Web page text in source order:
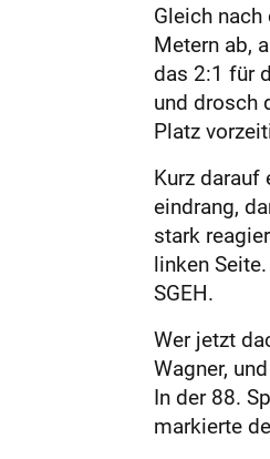
Gleich
Metern ab,
das 2:1 für
und drosch
Platz
Kurz darauf
eindrang,
stark
linken
SGEH.
Wer jetzt
Wagner,
In der 88.
markierte